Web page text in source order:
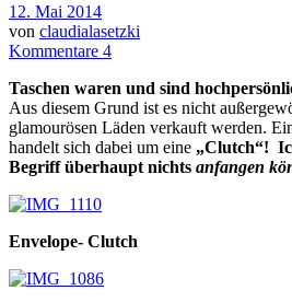
12. Mai 2014
von claudialasetzki
Kommentare 4
Taschen waren und sind
Aus diesem Grund ist es nicht
glamourösen Läden verkauft werden.
handelt sich dabei um eine „Clutch“!
Begriff überhaupt nichts anfangen
Envelope- Clutch